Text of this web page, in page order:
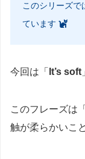
このシリーズで
ています
今回は「 It’s soft
このフレーズは「
触が柔らかいこ